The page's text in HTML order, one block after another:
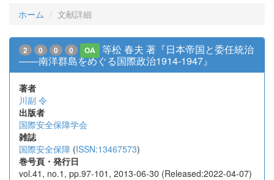
ホーム 文献詳細
2 0 0 0 OA
等松 春夫 著『日本帝国と委任統治
――南洋群島をめぐる国際政治1914-1947』
著者
川副 令
出版者
国際安全保障学会
雑誌
国際安全保障 (ISSN:13467573)
巻号頁・発行日
vol.41, no.1, pp.97-101, 2013-06-30 (Released:2022-04-07)